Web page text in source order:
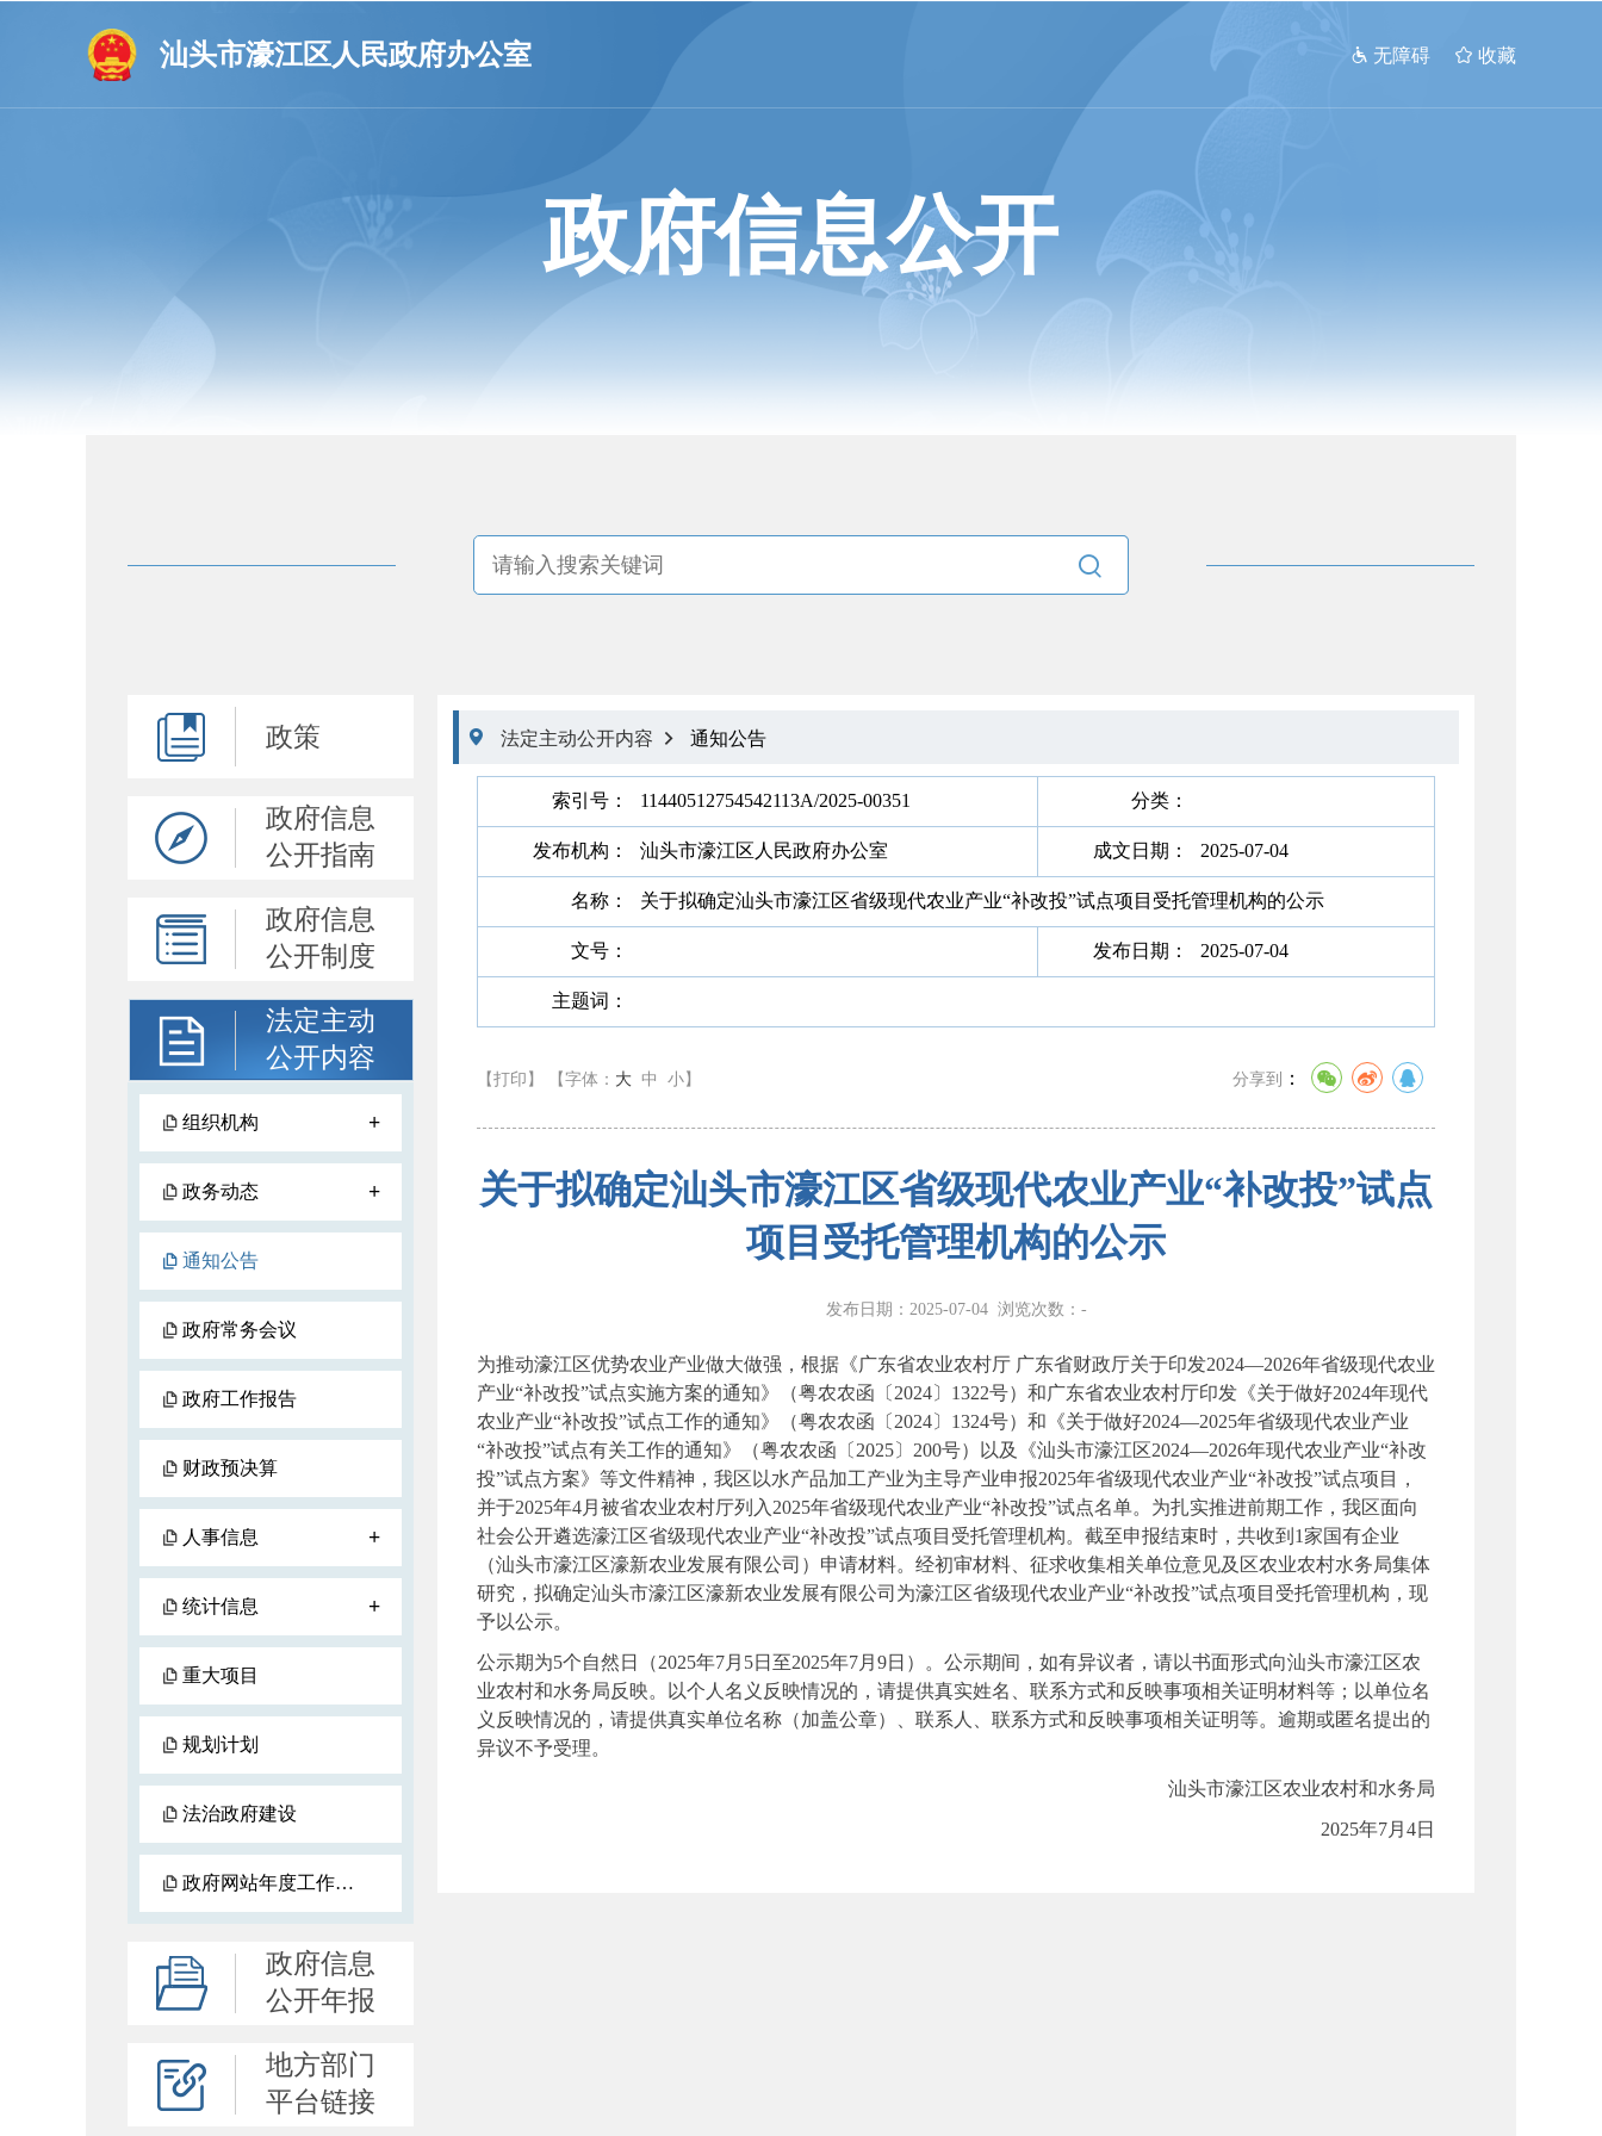
汕头市濠江区人民政府办公室  无障碍  收藏
政府信息公开

政策
政府信息
公开指南
政府信息
公开制度
法定主动
公开内容
组织机构 +
政务动态 +
通知公告
政府常务会议
政府工作报告
财政预决算
人事信息 +
统计信息 +
重大项目
规划计划
法治政府建设
政府网站年度工作报表
政府信息
公开年报
地方部门
平台链接
 法定主动公开内容  通知公告
索引号： 11440512754542113A/2025-00351 分类：
发布机构： 汕头市濠江区人民政府办公室 成文日期： 2025-07-04
名称： 关于拟确定汕头市濠江区省级现代农业产业“补改投”试点项目受托管理机构的公示
文号： 发布日期： 2025-07-04
主题词：
【打印】 【字体： 大 中 小 】 分享到 ：
关于拟确定汕头市濠江区省级现代农业产业“补改投”试点
项目受托管理机构的公示
发布日期：2025-07-04 浏览次数： -
为推动濠江区优势农业产业做大做强，根据《广东省农业农村厅 广东省财政厅关于印发2024—2026年省级现代农业
产业“补改投”试点实施方案的通知》（粤农农函〔2024〕1322号）和广东省农业农村厅印发《关于做好2024年现代
农业产业“补改投”试点工作的通知》（粤农农函〔2024〕1324号）和《关于做好2024—2025年省级现代农业产业
“补改投”试点有关工作的通知》（粤农农函〔2025〕200号）以及《汕头市濠江区2024—2026年现代农业产业“补改
投”试点方案》等文件精神，我区以水产品加工产业为主导产业申报2025年省级现代农业产业“补改投”试点项目，
并于2025年4月被省农业农村厅列入2025年省级现代农业产业“补改投”试点名单。为扎实推进前期工作，我区面向
社会公开遴选濠江区省级现代农业产业“补改投”试点项目受托管理机构。截至申报结束时，共收到1家国有企业
（汕头市濠江区濠新农业发展有限公司）申请材料。经初审材料、征求收集相关单位意见及区农业农村水务局集体
研究，拟确定汕头市濠江区濠新农业发展有限公司为濠江区省级现代农业产业“补改投”试点项目受托管理机构，现
予以公示。
公示期为5个自然日（2025年7月5日至2025年7月9日）。公示期间，如有异议者，请以书面形式向汕头市濠江区农
业农村和水务局反映。以个人名义反映情况的，请提供真实姓名、联系方式和反映事项相关证明材料等；以单位名
义反映情况的，请提供真实单位名称（加盖公章）、联系人、联系方式和反映事项相关证明等。逾期或匿名提出的
异议不予受理。
汕头市濠江区农业农村和水务局
2025年7月4日